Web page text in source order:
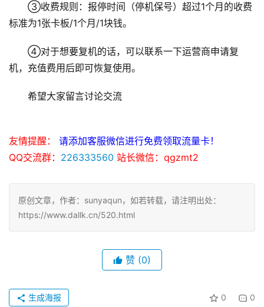
③收费规则：报停时间（停机保号）超过1个月的收费
标准为1张卡板/1个月/1块钱。
④对于想要复机的话，可以联系一下运营商申请复
机，充值费用后即可恢复使用。
希望大家留言讨论交流
友情提醒：
请添加客服微信进行免费领取流量卡！
QQ交流群： 226333560 站长微信：qgzmt2
原创文章，作者：sunyaqun，如若转载，请注明出处：
https://www.dallk.cn/520.html
赞 (0)
0 0
生成海报